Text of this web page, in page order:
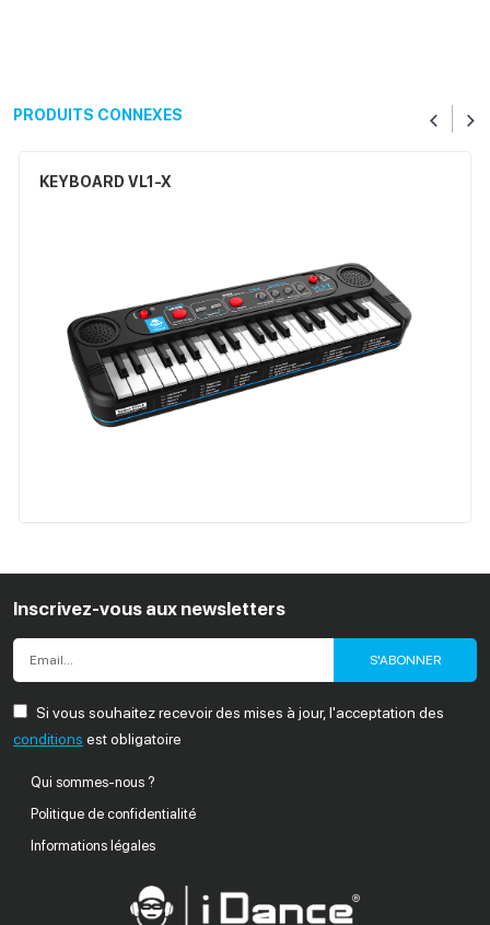
PRODUITS CONNEXES
KEYBOARD VL1-X
Qui sommes-nous ?
Politique de confidentialité
Informations légales
Inscrivez-vous aux newsletters
S'ABONNER
Si vous souhaitez recevoir des mises à jour, l'acceptation des
conditions est obligatoire